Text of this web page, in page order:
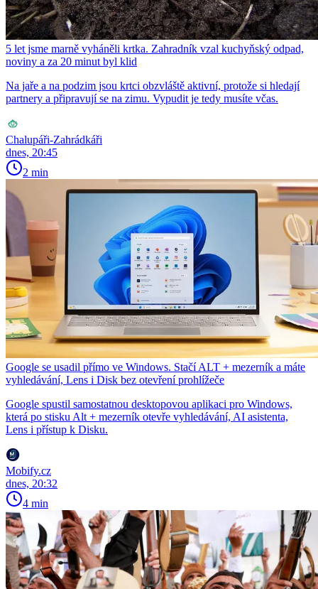
5 let jsme marně vyháněli krtka. Zahradník vzal kuchyňský odpad,
noviny a za 20 minut byl klid
Na jaře a na podzim jsou krtci obzvláště aktivní, protože si hledají
partnery a připravují se na zimu. Vypudit je tedy musíte včas.
Chalupáři-Zahrádkáři
dnes, 20:45
2 min
Google se usadil přímo ve Windows. Stačí ALT + mezerník a máte
vyhledávání, Lens i Disk bez otevření prohlížeče
Google spustil samostatnou desktopovou aplikaci pro Windows,
která po stisku Alt + mezerník otevře vyhledávání, AI asistenta,
Lens i přístup k Disku.
Mobify.cz
dnes, 20:32
4 min